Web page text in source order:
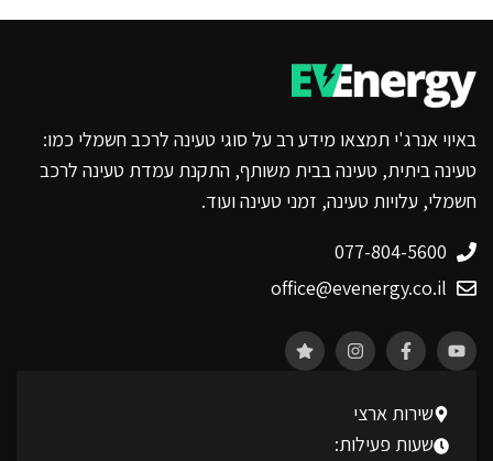
באיוי אנרג'י תמצאו מידע רב על סוגי טעינה לרכב חשמלי כמו:
טעינה ביתית, טעינה בבית משותף, התקנת עמדת טעינה לרכב
חשמלי, עלויות טעינה, זמני טעינה ועוד.
077-804-5600
office@evenergy.co.il
שירות ארצי
שעות פעילות: